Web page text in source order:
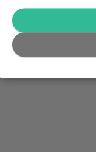
Äänestä